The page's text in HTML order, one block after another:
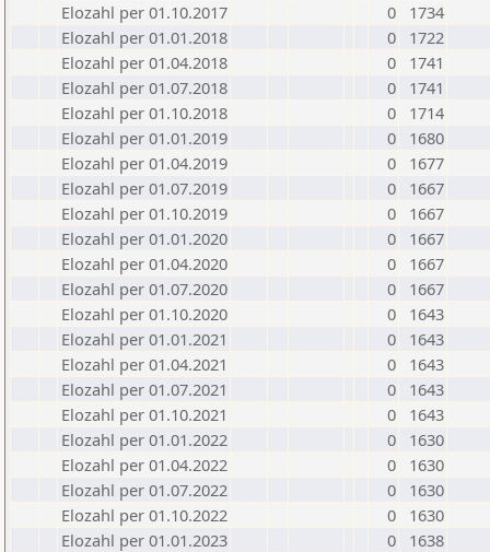
Elozahl per 01.10.2017
0
1734
Elozahl per 01.01.2018
0
1722
Elozahl per 01.04.2018
0
1741
Elozahl per 01.07.2018
0
1741
Elozahl per 01.10.2018
0
1714
Elozahl per 01.01.2019
0
1680
Elozahl per 01.04.2019
0
1677
Elozahl per 01.07.2019
0
1667
Elozahl per 01.10.2019
0
1667
Elozahl per 01.01.2020
0
1667
Elozahl per 01.04.2020
0
1667
Elozahl per 01.07.2020
0
1667
Elozahl per 01.10.2020
0
1643
Elozahl per 01.01.2021
0
1643
Elozahl per 01.04.2021
0
1643
Elozahl per 01.07.2021
0
1643
Elozahl per 01.10.2021
0
1643
Elozahl per 01.01.2022
0
1630
Elozahl per 01.04.2022
0
1630
Elozahl per 01.07.2022
0
1630
Elozahl per 01.10.2022
0
1630
Elozahl per 01.01.2023
0
1638